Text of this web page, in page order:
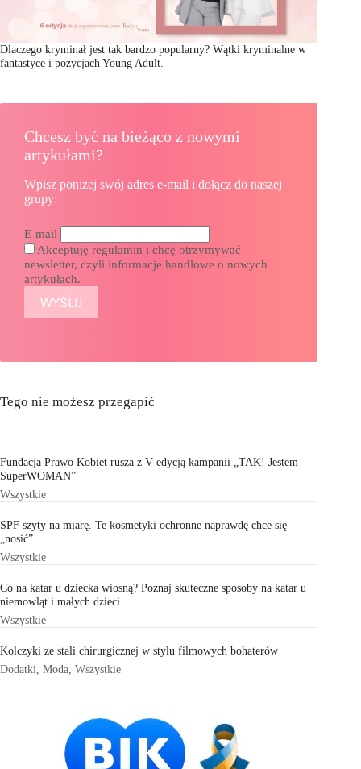
Dlaczego kryminał jest tak bardzo popularny? Wątki kryminalne w
fantastyce i pozycjach Young Adult.
Chcesz być na bieżąco z nowymi
artykułami?
Wpisz poniżej swój adres e-mail i dołącz do naszej
grupy:
E-mail
Akceptuję regulamin i chcę otrzymywać
newsletter, czyli informacje handlowe o nowych
artykułach.
Tego nie możesz przegapić
Fundacja Prawo Kobiet rusza z V edycją kampanii „TAK! Jestem
SuperWOMAN”
Wszystkie
SPF szyty na miarę. Te kosmetyki ochronne naprawdę chce się
„nosić”.
Wszystkie
Co na katar u dziecka wiosną? Poznaj skuteczne sposoby na katar u
niemowląt i małych dzieci
Wszystkie
Kolczyki ze stali chirurgicznej w stylu filmowych bohaterów
Dodatki Moda Wszystkie